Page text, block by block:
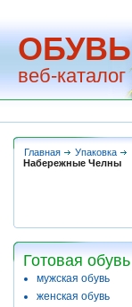
ОБУВЬ
веб-каталог
Главная
Упаковка
Набережные Челны
Готовая обувь
мужская обувь
женская обувь